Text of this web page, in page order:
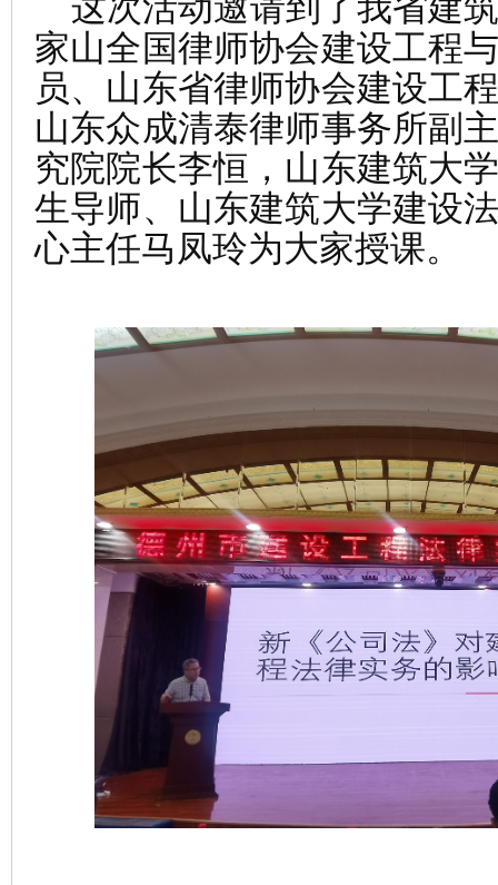
这次活动邀请到了我省建
家山全国律师协会建设工程
员、山东省律师协会建设工
山东众成清泰律师事务所副
究院院长李恒，山东建筑大
生导师、山东建筑大学建设
心主任马凤玲为大家授课。